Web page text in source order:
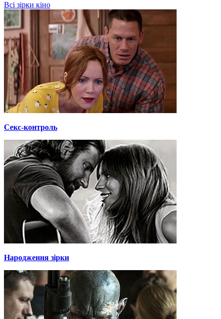
Всі зірки кіно
Секс-контроль
Народження зірки